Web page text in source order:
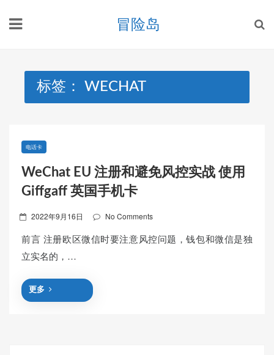
冒险岛
标签： WECHAT
电话卡
WeChat EU 注册和避免风控实战 使用
Giffgaff 英国手机卡
Posted
2022年9月16日 No Comments
前言 注册欧区微信时要注意风控问题，钱包和微信是独
立实名的，…
更多